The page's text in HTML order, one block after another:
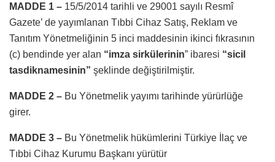
MADDE 1 – 15/5/2014 tarihli ve 29001 sayılı Resmî
Gazete’ de yayımlanan Tıbbi Cihaz Satış, Reklam ve
Tanıtım Yönetmeliğinin 5 inci maddesinin ikinci fıkrasının
(c) bendinde yer alan “imza sirkülerinin” ibaresi “sicil
tasdiknamesinin” şeklinde değiştirilmiştir.
MADDE 2 – Bu Yönetmelik yayımı tarihinde yürürlüğe
girer.
MADDE 3 – Bu Yönetmelik hükümlerini Türkiye İlaç ve
Tıbbi Cihaz Kurumu Başkanı yürütür